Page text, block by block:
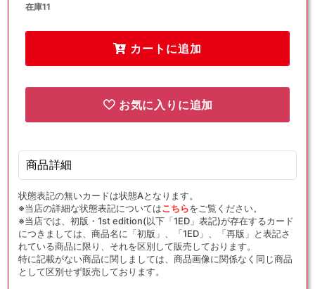
カ
の
待
ト}
〈196/165〉
[SV2a]
の
数
量
を
減
ら
の
招
待
{サ
ポ
ト}
[SV2a]
の
数
量
を
増
や
在庫11
カートに追加
お気に入りに追加
商品詳細
状態表記の無いカードは状態Aとなります。
※当店の詳細な状態表記についてはこちらをご覧ください。
※当店では、初版・1st edition(以下「1ED」表記)が存在するカード
につきましては、商品名に「初版」、「1ED」、「再版」と表記さ
れている商品に限り、それを区別して販売しております。
特に記載がない商品に関しましては、商品画像に関係なく同じ商品
として区別せず販売しております。